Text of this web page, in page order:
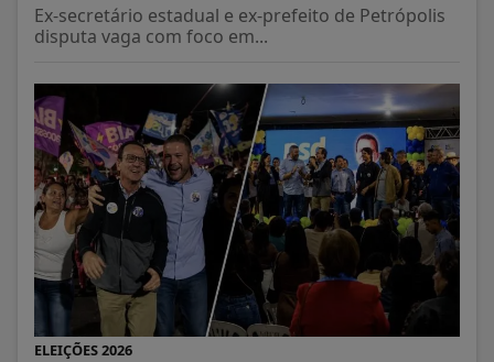
Ex-secretário estadual e ex-prefeito de Petrópolis
disputa vaga com foco em...
ELEIÇÕES 2026